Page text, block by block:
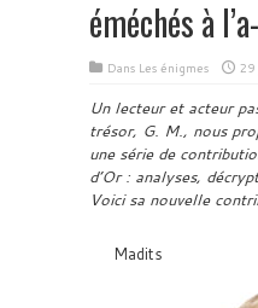
éméchés à
Dans Les énigmes 29
Un lecteur et acteur
trésor, G. M., nous
une série de
d’Or : analyses,
Voici sa nouvelle
Madits